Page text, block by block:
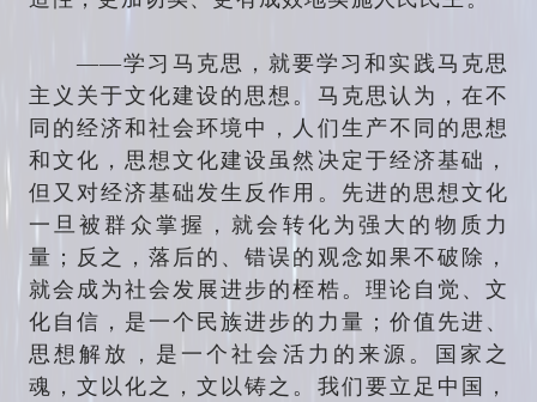
——学习马克思，就要学习和实践马克思
主义关于文化建设的思想。马克思认为，在不
同的经济和社会环境中，人们生产不同的思想
和文化，思想文化建设虽然决定于经济基础，
但又对经济基础发生反作用。先进的思想文化
一旦被群众掌握，就会转化为强大的物质力
量；反之，落后的、错误的观念如果不破除，
就会成为社会发展进步的桎梏。理论自觉、文
化自信，是一个民族进步的力量；价值先进、
思想解放，是一个社会活力的来源。国家之
魂，文以化之，文以铸之。我们要立足中国，